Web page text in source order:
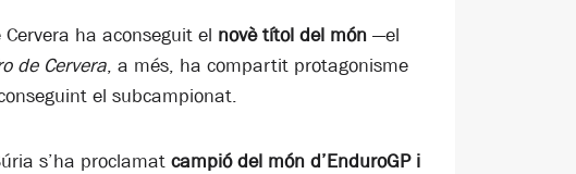
Cervera ha aconseguit el novè títol del món —el
de Cervera, a més, ha compartit protagonisme
el subcampionat.
s’ha proclamat campió del món d’EnduroGP i